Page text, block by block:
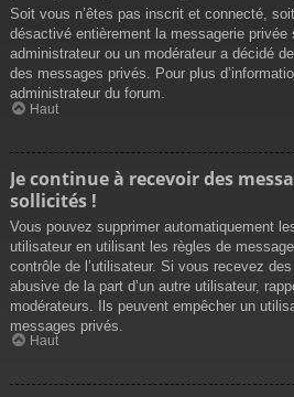
Soit vous n’êtes pas inscrit et connecté,
désactivé entièrement la messagerie
administrateur ou un modérateur a décidé
des messages privés. Pour plus
administrateur du forum.
Haut
Je continue à recevoir des
sollicités !
Vous pouvez supprimer automatiquement
utilisateur en utilisant les règles de
contrôle de l’utilisateur. Si vous recevez
abusive de la part d’un autre utilisateur,
modérateurs. Ils peuvent empêcher un
messages privés.
Haut